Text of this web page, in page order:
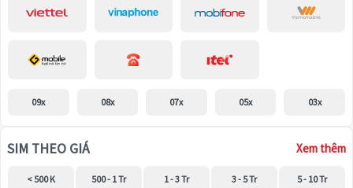
09x 08x 07x 05x 03x
SIM THEO GIÁ Xem thêm
< 500 K 500 - 1 Tr 1 - 3 Tr 3 - 5 Tr 5 - 10 Tr